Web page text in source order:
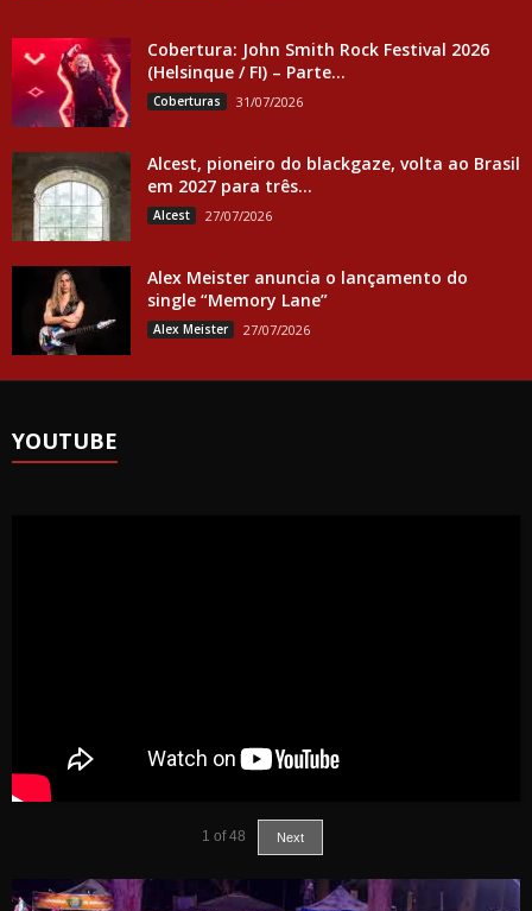
Cobertura: John Smith Rock Festival 2026
(Helsinque / FI) – Parte...
Coberturas 31/07/2026
Alcest, pioneiro do blackgaze, volta ao Brasil
em 2027 para três...
Alcest 27/07/2026
Alex Meister anuncia o lançamento do
single “Memory Lane”
Alex Meister 27/07/2026
YOUTUBE
1 of 48 Next